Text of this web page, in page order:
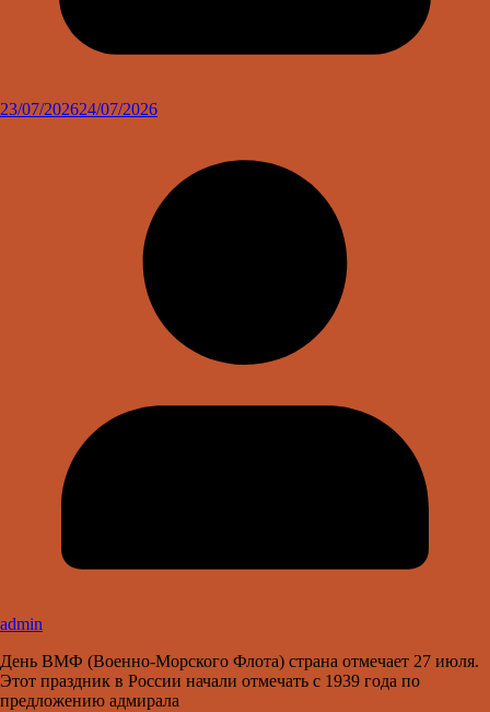
23/07/202624/07/2026
admin
День ВМФ (Военно-Морского Флота) страна отмечает 27 июля.
Этот праздник в России начали отмечать с 1939 года по
предложению адмирала